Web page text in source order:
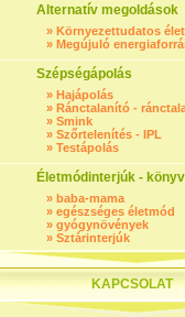
Alternatív megoldások
» Környezettudatos
» Megújuló
Szépségápolás
» Hajápolás
» Ránctalanító -
» Smink
» Szőrtelenítés - IPL
» Testápolás
Életmódinterjúk -
» baba-mama
» egészséges életmód
» gyógynövények
» Sztárinterjúk
KAPCSOLAT